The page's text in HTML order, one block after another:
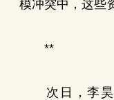
模冲突中，这些
**
次日，李昊